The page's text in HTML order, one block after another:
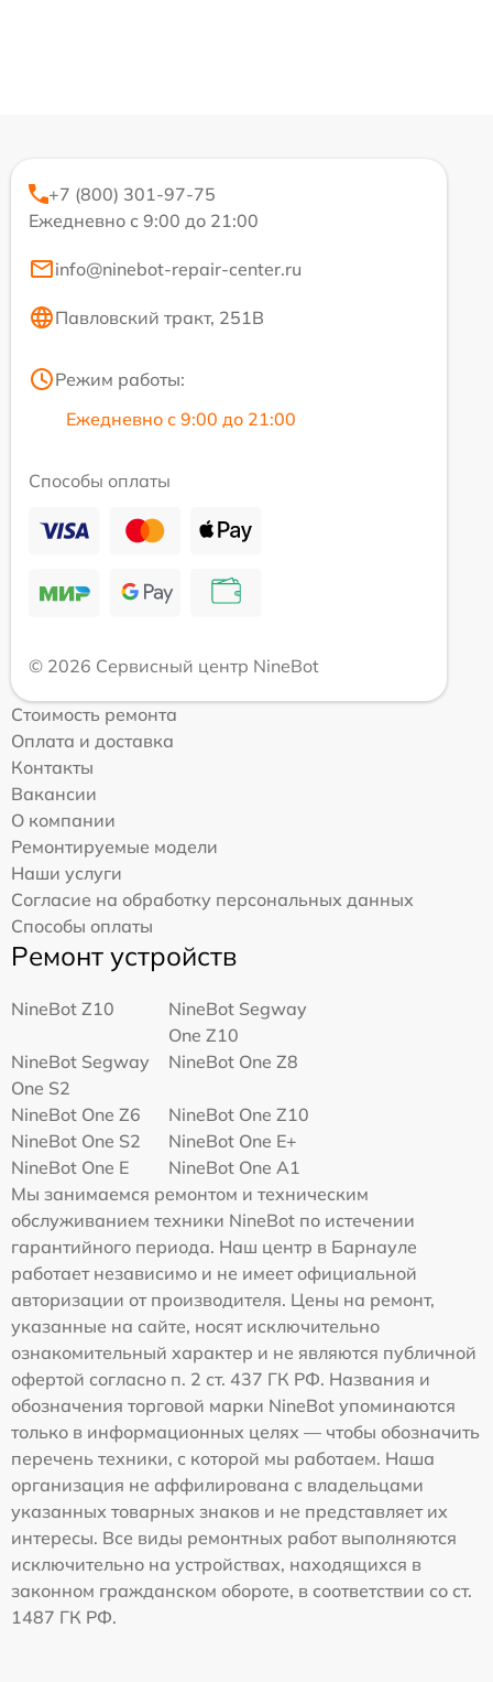
+7 (800) 301-97-75
Ежедневно с 9:00 до 21:00
info@ninebot-repair-center.ru
Павловский тракт, 251В
Режим работы:
Ежедневно с 9:00 до 21:00
Способы оплаты
© 2026 Сервисный центр NineBot
Стоимость ремонта
Оплата и доставка
Контакты
Вакансии
О компании
Ремонтируемые модели
Наши услуги
Согласие на обработку персональных данных
Способы оплаты
Ремонт устройств
NineBot Z10
NineBot Segway
One Z10
NineBot Segway
One S2
NineBot One Z8
NineBot One Z6
NineBot One Z10
NineBot One S2
NineBot One E+
NineBot One E
NineBot One A1
Мы занимаемся ремонтом и техническим
обслуживанием техники NineBot по истечении
гарантийного периода. Наш центр в Барнауле
работает независимо и не имеет официальной
авторизации от производителя. Цены на ремонт,
указанные на сайте, носят исключительно
ознакомительный характер и не являются публичной
офертой согласно п. 2 ст. 437 ГК РФ. Названия и
обозначения торговой марки NineBot упоминаются
только в информационных целях — чтобы обозначить
перечень техники, с которой мы работаем. Наша
организация не аффилирована с владельцами
указанных товарных знаков и не представляет их
интересы. Все виды ремонтных работ выполняются
исключительно на устройствах, находящихся в
законном гражданском обороте, в соответствии со ст.
1487 ГК РФ.